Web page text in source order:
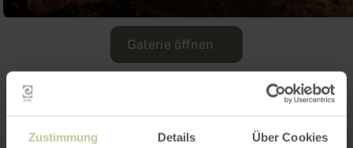
Zustimmung Details Über Cookies
Galerie öffnen
Weitere Infos